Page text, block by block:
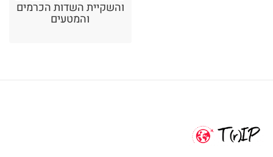
והשקיית השדות הכרמים
והמטעים